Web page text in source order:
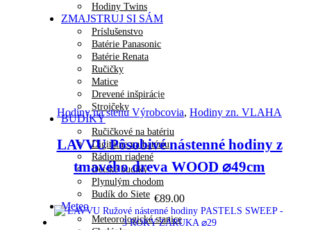
Hodiny Twins
ZMAJSTRUJ SI SÁM
Príslušenstvo
Batérie Panasonic
Batérie Renata
Ručičky
Matice
Drevené inšpirácie
Strojčeky
BUDÍKY
Ručičkové na batériu
Digitálne na batériu
Rádiom riadené
Detské budíky
Plynulým chodom
Budík do Siete
Meteo
Meteorologické stanice
Náhľad
Hodiny na stenu Výrobcovia, Hodiny zn. VLAHA
LAVVU Pôsobivé nástenné hodiny z
tmavého dreva WOOD ⌀49cm
€89.00